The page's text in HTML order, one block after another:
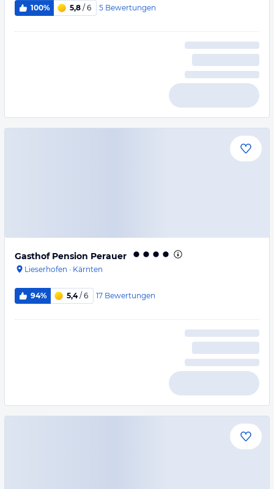
100% 5,8 / 6 5 Bewertungen
Gasthof Pension Perauer
Lieserhofen · Kärnten
94% 5,4/ 6 17 Bewertungen